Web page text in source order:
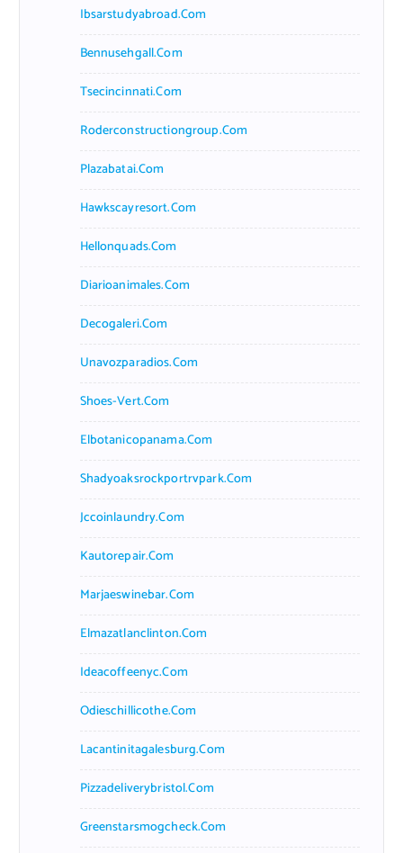
Ibsarstudyabroad.com
Bennusehgall.com
Tsecincinnati.com
Roderconstructiongroup.com
Plazabatai.com
Hawkscayresort.com
Hellonquads.com
Diarioanimales.com
Decogaleri.com
Unavozparadios.com
Shoes-Vert.com
Elbotanicopanama.com
Shadyoaksrockportrvpark.com
Jccoinlaundry.com
Kautorepair.com
Marjaeswinebar.com
Elmazatlanclinton.com
Ideacoffeenyc.com
Odieschillicothe.com
Lacantinitagalesburg.com
Pizzadeliverybristol.com
Greenstarsmogcheck.com